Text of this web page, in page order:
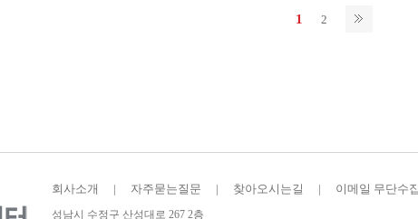
1 2
회사소개 | 자주묻는질문 | 찾아오시는길 | 이메일 무단수
성남시 수정구 산성대로 267 2층